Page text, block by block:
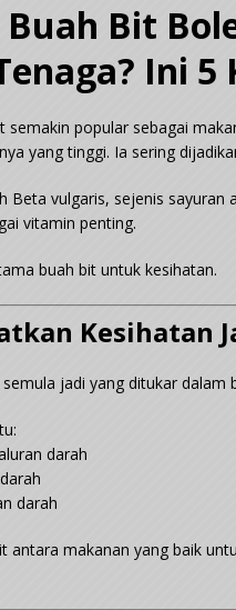
Bit
Ini 5
popular sebagai
yang tinggi. Ia sering
Beta vulgaris, sejenis sayuran
vitamin penting.
buah bit untuk kesihatan.
Kesihatan
jadi yang ditukar dalam
darah
darah
antara makanan yang baik